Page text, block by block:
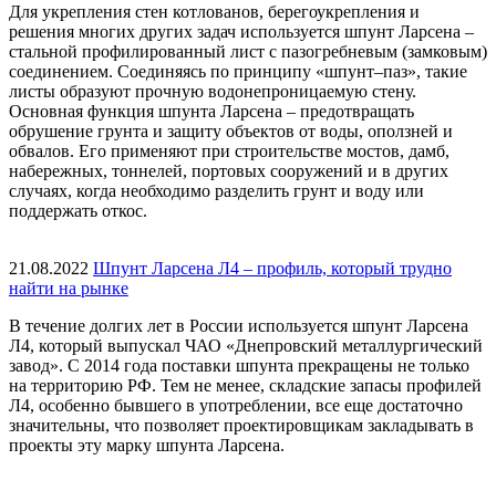
Для укрепления стен котлованов, берегоукрепления и
решения многих других задач используется шпунт Ларсена –
стальной профилированный лист с пазогребневым (замковым)
соединением. Соединяясь по принципу «шпунт–паз», такие
листы образуют прочную водонепроницаемую стену.
Основная функция шпунта Ларсена – предотвращать
обрушение грунта и защиту объектов от воды, оползней и
обвалов. Его применяют при строительстве мостов, дамб,
набережных, тоннелей, портовых сооружений и в других
случаях, когда необходимо разделить грунт и воду или
поддержать откос.
21.08.2022 Шпунт Ларсена Л4 – профиль, который трудно
найти на рынке
В течение долгих лет в России используется шпунт Ларсена
Л4, который выпускал ЧАО «Днепровский металлургический
завод». С 2014 года поставки шпунта прекращены не только
на территорию РФ. Тем не менее, складские запасы профилей
Л4, особенно бывшего в употреблении, все еще достаточно
значительны, что позволяет проектировщикам закладывать в
проекты эту марку шпунта Ларсена.